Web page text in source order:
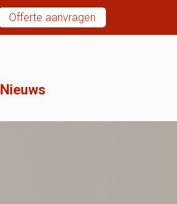
Offerte aanvragen
Nieuws